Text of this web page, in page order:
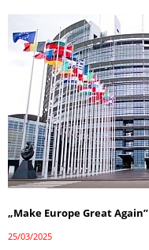
„Make Europe Great Again”
25/03/2025